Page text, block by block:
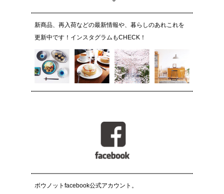
新商品、再入荷などの最新情報や、暮らしのあれこれを
更新中です！インスタグラムもCHECK！
ボウノットfacebook公式アカウント。